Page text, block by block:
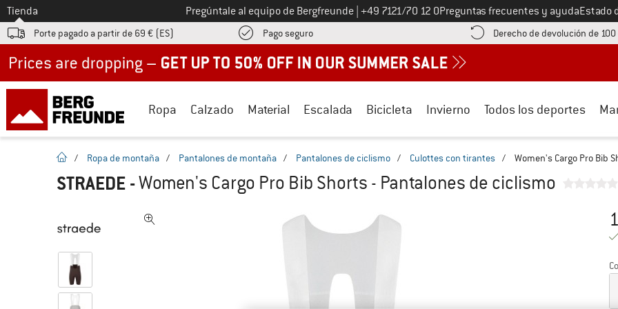
A la
Tienda Pregúntale al equipo de Bergfreunde Llámenos al
+49 7121/70 12 0Preguntas frecuentes y ayudaEstado
Porte pagado a partir de 69 € (ES) Pago seguro¡encuentre información sobre el pago aquí! Se abre en una ventana de
Derecho de devolución de
Ropa Calzado Material Escalada Bicicleta Invierno Todos los deportes
la pagina de inicio
/ Ropa de montaña / Pantalones de montaña / Pantalones de ciclismo / Culottes con tirantes / Women's Cargo Pro Bib
STRAEDE -Women's Cargo Pro Bib Shorts - Pantalones de ciclismo